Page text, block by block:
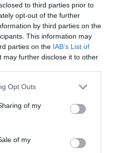
to third parties prior to
opt-out of the further
by third parties on the
This information may
parties on the IAB’s List of
may further disclose it to other
uses one or more Google
behaviour. You may click to
and its third-party tags to
purposes in below Google
Opt Outs
of my
of my